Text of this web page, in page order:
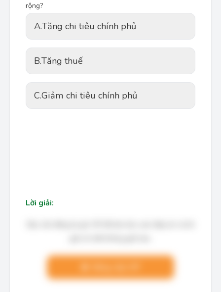
rộng?
A.Tăng chi tiêu chính phủ
B.Tăng thuế
C.Giảm chi tiêu chính phủ
Lời giải: